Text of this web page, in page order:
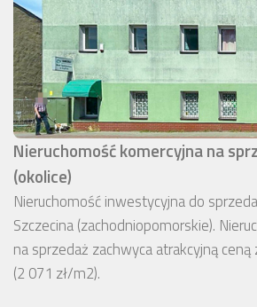
Nieruchomość komercyjna na
(okolice)
Nieruchomość inwestycyjna do
Szczecina (zachodniopomorskie).
na sprzedaż zachwyca atrakcyjną
(2 071 zł/m2).